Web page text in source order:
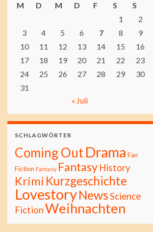
M
D M D F S
S
1
2
3
4 5 6 7 8
9
10
11 12 13 14 15
16
17
18 19 20 21 22
23
24
25 26 27 28 29
30
31
« Juli
SCHLAGWÖRTER
Coming OutDrama Fan
Fiction Fantasiy Fantasy History
Krimi Kurzgeschichte
LovestoryNewsScience
FictionWeihnachten